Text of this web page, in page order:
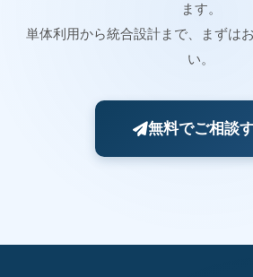
ます。
単体利用から統合設計まで、まずは
い。
無料でご相談